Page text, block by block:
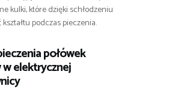
kulki, które dzięki schłodzeniu
podczas pieczenia.
połówek
elektrycznej